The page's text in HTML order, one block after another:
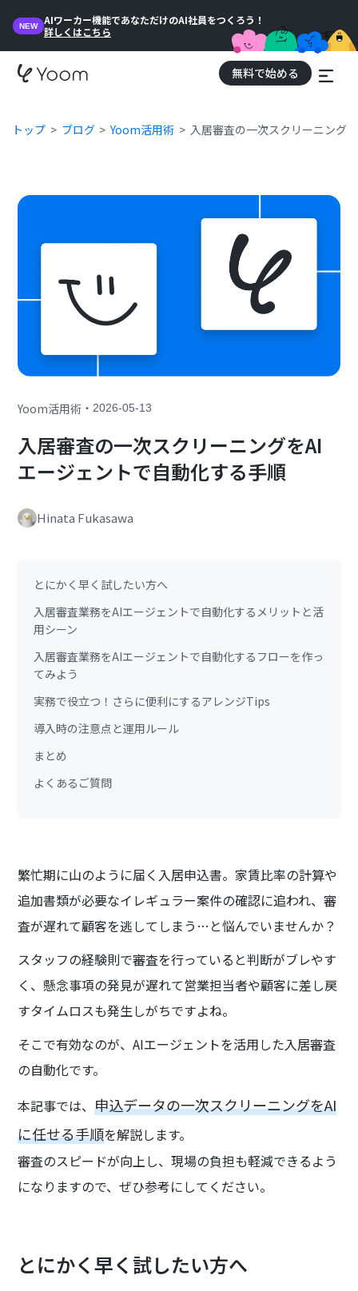
NEW
AIワーカー機能であなただけのAI社員をつくろう！
詳しくはこちら
無料で始める
トップ ブログ Yoom活用術 入居審査の一次スクリーニング
Yoom活用術 ・2026-05-13
入居審査の一次スクリーニングをAI
エージェントで自動化する手順
Hinata Fukasawa
とにかく早く試したい方へ
入居審査業務をAIエージェントで自動化するメリットと活
用シーン
入居審査業務をAIエージェントで自動化するフローを作っ
てみよう
実務で役立つ！さらに便利にするアレンジTips
導入時の注意点と運用ルール
まとめ
よくあるご質問
繁忙期に山のように届く入居申込書。家賃比率の計算や
追加書類が必要なイレギュラー案件の確認に追われ、審
査が遅れて顧客を逃してしまう…と悩んでいませんか？
スタッフの経験則で審査を行っていると判断がブレやす
く、懸念事項の発見が遅れて営業担当者や顧客に差し戻
すタイムロスも発生しがちですよね。
そこで有効なのが、AIエージェントを活用した入居審査
の自動化です。
本記事では、申込データの一次スクリーニングをAI
に任せる手順を解説します。
審査のスピードが向上し、現場の負担も軽減できるよう
になりますので、ぜひ参考にしてください。
とにかく早く試したい方へ